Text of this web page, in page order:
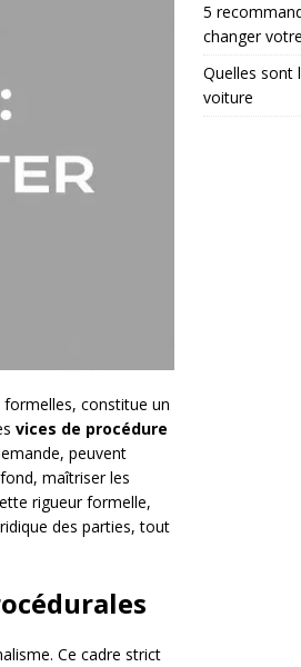
formelles, constitue un
vices de procédure
peuvent
maîtriser les
rigueur formelle,
des parties, tout
Ce cadre strict
5
changer
Quelles sont
voiture